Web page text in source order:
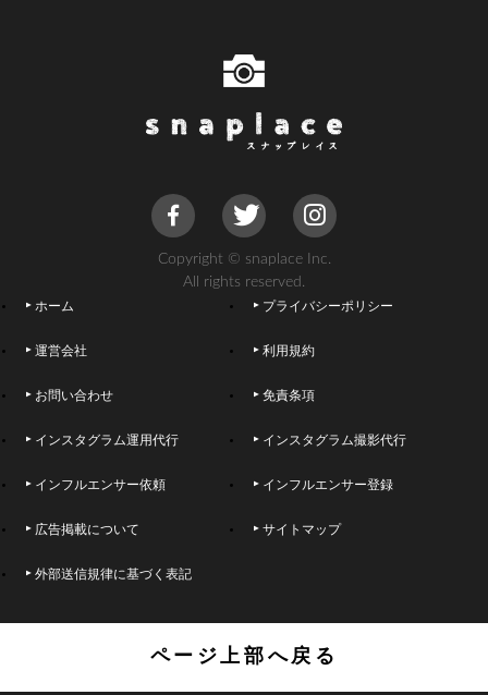
Copyright © snaplace Inc.
All rights reserved.
ホーム プライバシーポリシー
運営会社 利用規約
お問い合わせ 免責条項
インスタグラム運用代行 インスタグラム撮影代行
インフルエンサー依頼 インフルエンサー登録
広告掲載について サイトマップ
外部送信規律に基づく表記
ページ上部へ戻る